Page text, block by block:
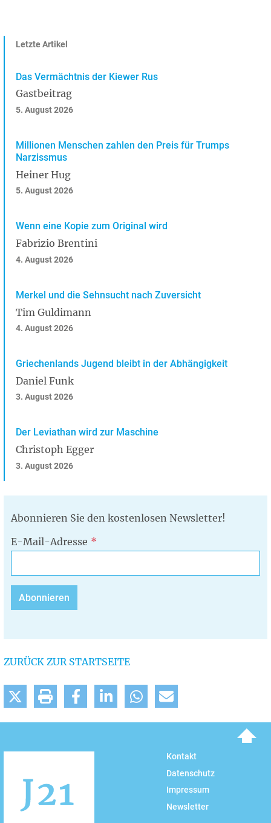
Letzte Artikel
Das Vermächtnis der Kiewer Rus
Gastbeitrag
5. August 2026
Millionen Menschen zahlen den Preis für Trumps
Narzissmus
Heiner Hug
5. August 2026
Wenn eine Kopie zum Original wird
Fabrizio Brentini
4. August 2026
Merkel und die Sehnsucht nach Zuversicht
Tim Guldimann
4. August 2026
Griechenlands Jugend bleibt in der Abhängigkeit
Daniel Funk
3. August 2026
Der Leviathan wird zur Maschine
Christoph Egger
3. August 2026
Abonnieren Sie den kostenlosen Newsletter!
E-Mail-Adresse
ZURÜCK ZUR STARTSEITE
Kontakt
Datenschutz
Impressum
Newsletter